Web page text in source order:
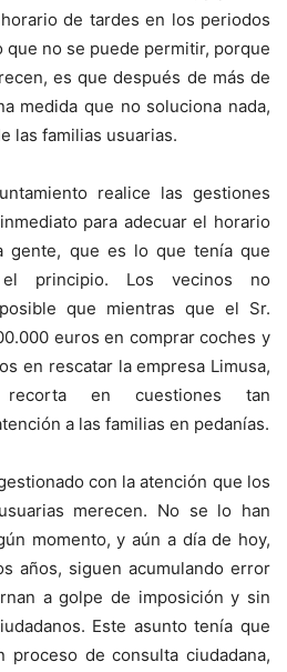
de tardes en los periodos
que no se puede permitir, porque
es que después de más de
medida que no soluciona nada,
las familias usuarias.
realice las gestiones
para adecuar el horario
gente, que es lo que tenía que
principio. Los vecinos no
que mientras que el Sr.
euros en comprar coches y
en rescatar la empresa Limusa,
en cuestiones tan
a las familias en pedanías.
con la atención que los
merecen. No se lo han
momento, y aún a día de hoy,
años, siguen acumulando error
a golpe de imposición y sin
Este asunto tenía que
de consulta ciudadana,